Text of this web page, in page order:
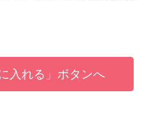
入れる」ボタンへ